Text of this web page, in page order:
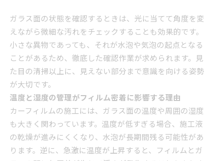
ガラス面の状態を確認するときは、光に当てて角度を変
えながら微細な汚れをチェックすることも効果的です。
小さな異物であっても、それが水泡や気泡の起点となる
ことがあるため、徹底した確認作業が求められます。見
た目の清掃以上に、見えない部分まで意識を向ける姿勢
が大切です。
温度と湿度の管理がフィルム密着に影響する理由
カーフィルムの施工には、ガラス面の温度や周囲の湿度
も大きく関わっています。温度が低すぎる場合、施工液
の乾燥が進みにくくなり、水泡が長期間残る可能性があ
ります。逆に、急激に温度が上昇すると、フィルムとガ